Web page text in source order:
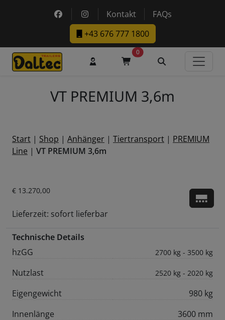
Skip to main content
https://www.facebook.com/DaltecAustria
https://www.instagram.com/
Kontakt
FAQs
+43 676 777 1800
BenutzerkontoWarenkorb
0
VT PREMIUM 3,6m
Start | Shop | Anhänger | Tiertransport | PREMIUM
Line | VT PREMIUM 3,6m
€ 13.270,00Aktueller Preis ist: € 13.270,00.
Zu
Lieferzeit: sofort lieferbar
Technische Details
hzGG
2700 kg - 3500 kg
Nutzlast 2520 kg - 2020 kg
Eigengewicht
980 kg
Innenlänge
3600 mm